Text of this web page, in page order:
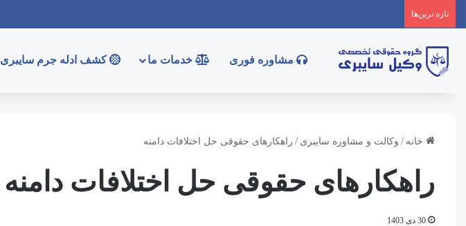
تازه‌ ترین‌ها
مشاوره فوری خدمات ما کشف ادله جرم سایبری
خانه / وکالت و مشاوره سایبری / راهکارهای حقوقی حل اختلافات دامنه
راهکارهای حقوقی حل اختلافات دامنه
30 دی 1403